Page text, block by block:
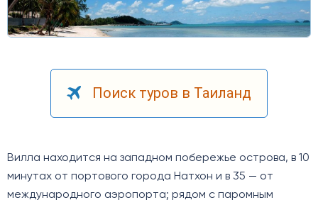
Поиск туров в Таиланд
Вилла находится на западном побережье острова, в 10
минутах от портового города Натхон и в 35 — от
международного аэропорта; рядом с паромным